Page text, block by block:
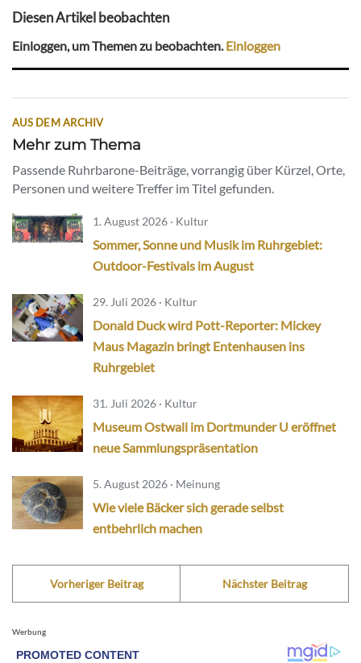
Diesen Artikel beobachten
Einloggen, um Themen zu beobachten.Einloggen
AUS DEM ARCHIV
Mehr zum Thema
Passende Ruhrbarone-Beiträge, vorrangig über Kürzel, Orte,
Personen und weitere Treffer im Titel gefunden.
1. August 2026 · Kultur
Sommer, Sonne und Musik im Ruhrgebiet:
Outdoor-Festivals im August
29. Juli 2026 · Kultur
Donald Duck wird Pott-Reporter: Mickey
Maus Magazin bringt Entenhausen ins
Ruhrgebiet
31. Juli 2026 · Kultur
Museum Ostwall im Dortmunder U eröffnet
neue Sammlungspräsentation
5. August 2026 · Meinung
Wie viele Bäcker sich gerade selbst
entbehrlich machen
Vorheriger Beitrag Nächster Beitrag
Werbung